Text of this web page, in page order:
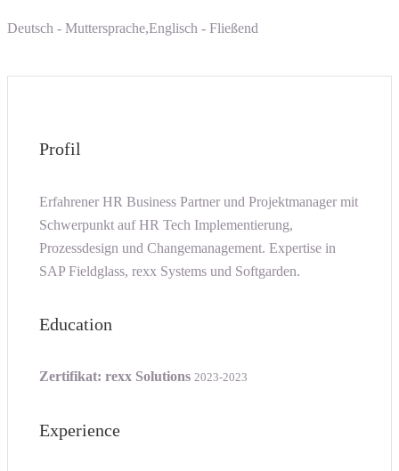
Deutsch - Muttersprache,Englisch - Fließend
Profil
Erfahrener HR Business Partner und Projektmanager mit
Schwerpunkt auf HR Tech Implementierung,
Prozessdesign und Changemanagement. Expertise in
SAP Fieldglass, rexx Systems und Softgarden.
Education
Zertifikat: rexx Solutions 2023-2023
Experience